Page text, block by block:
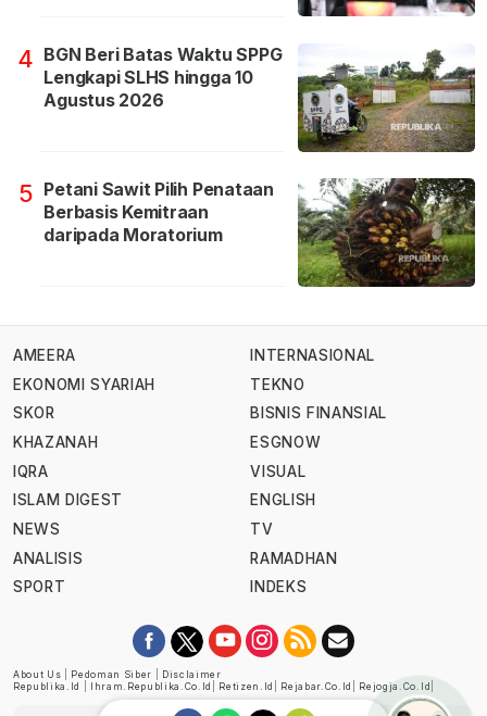
4 BGN Beri Batas Waktu SPPG
Lengkapi SLHS hingga 10
Agustus 2026
5 Petani Sawit Pilih Penataan
Berbasis Kemitraan
daripada Moratorium
AMEERA
EKONOMI SYARIAH
SKOR
KHAZANAH
IQRA
ISLAM DIGEST
NEWS
ANALISIS
SPORT
INTERNASIONAL
TEKNO
BISNIS FINANSIAL
ESGNOW
VISUAL
ENGLISH
TV
RAMADHAN
INDEKS
About Us Pedoman Siber
Disclaimer
Republika.id
Ihram.republika.co.id Retizen.id Rejabar.co.id Rejogja.co.id